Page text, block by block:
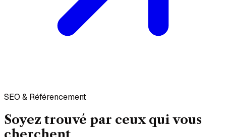
SEO & Référencement
Soyez trouvé par ceux qui vous